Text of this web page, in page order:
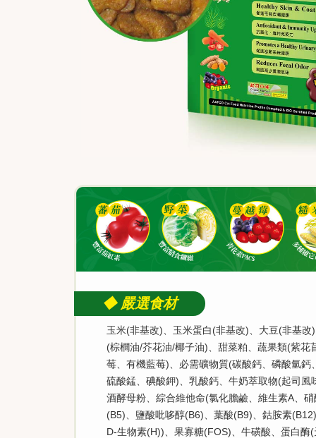
◆ 嚴選食材
玉米(非基改)、玉米蛋白(非基改)、大豆(非基
(棕櫚油/芥花油/椰子油)、甜菜粕、蔬果類(紫
莓、有機藍莓)、必需礦物質(碳酸鈣、磷酸氫
硫酸錳、碘酸鉀)、乳酸鈣、牛奶萃取物(起司
酒酵母粉、綜合維他命(氯化膽鹼、維生素A、
(B5)、鹽酸吡哆醇(B6)、葉酸(B9)、鈷胺素
D-生物素(H))、果寡糖(FOS)、牛磺酸、蛋白